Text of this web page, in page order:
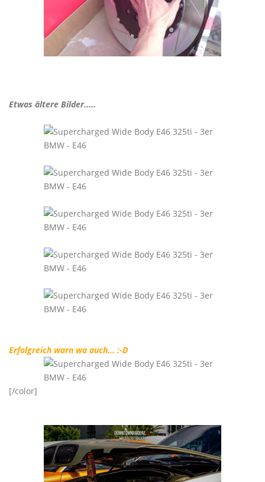
Etwas ältere Bilder.....
Erfolgreich warn wa auch... :-D
[/color]